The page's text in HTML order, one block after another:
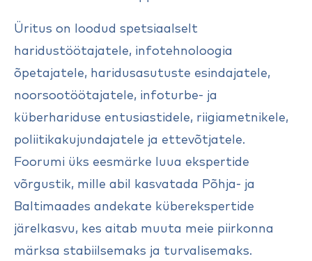
Üritus on loodud spetsiaalselt
haridustöötajatele, infotehnoloogia
õpetajatele, haridusasutuste esindajatele,
noorsootöötajatele, infoturbe- ja
küberhariduse entusiastidele, riigiametnikele,
poliitikakujundajatele ja ettevõtjatele.
Foorumi üks eesmärke luua ekspertide
võrgustik, mille abil kasvatada Põhja- ja
Baltimaades andekate küberekspertide
järelkasvu, kes aitab muuta meie piirkonna
märksa stabiilsemaks ja turvalisemaks.